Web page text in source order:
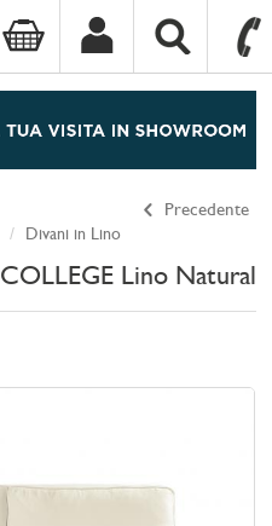
Precedente
Divani in Lino
COLLEGE Lino Natural